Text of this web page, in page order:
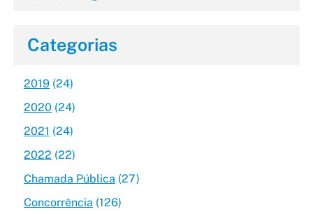
Categorias
2019(24)
2020 (24)
2021 (24)
2022 (22)
Chamada Pública (27)
Concorrência (126)